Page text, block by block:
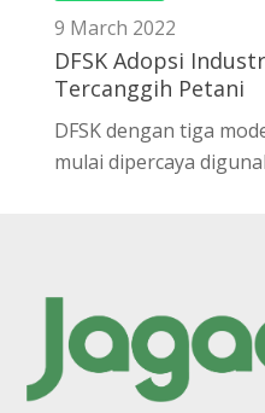
9 March 2022
DFSK Adopsi
Tercanggih Petani
DFSK dengan tiga
mulai dipercaya